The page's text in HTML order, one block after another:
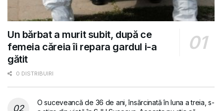
Un bărbat a murit subit, după ce
femeia căreia îi repara gardul i-a
gătit
0 DISTRIBUIRI
O suceveancă de 36 de ani, însărcinată în luna a treia, s-